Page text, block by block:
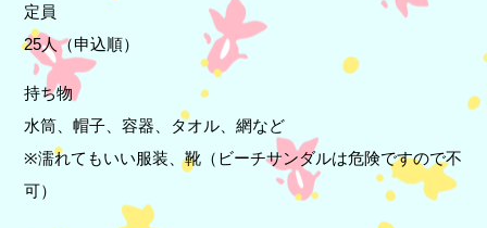
定員
25人（申込順）
持ち物
水筒、帽子、容器、タオル、網など
※濡れてもいい服装、靴（ビーチサンダルは危険ですので不
可）